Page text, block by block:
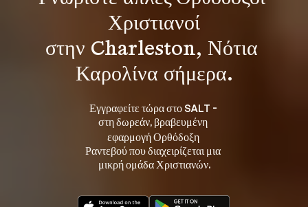
Χριστιανοί
στην Charleston, Νότια
Καρολίνα σήμερα.
Εγγραφείτε τώρα στο SALT -
στη δωρεάν, βραβευμένη
εφαρμογή Ορθόδοξη
Ραντεβού που διαχειρίζεται μια
μικρή ομάδα Χριστιανών.